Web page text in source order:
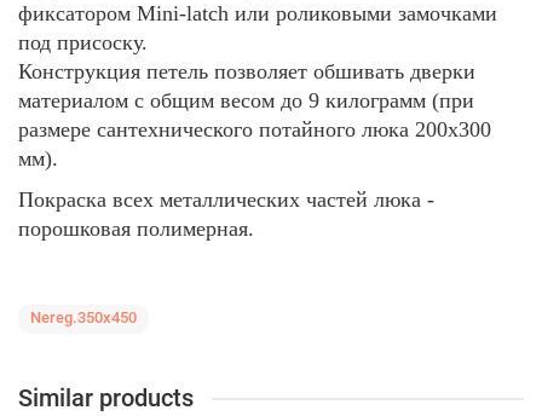
фиксатором Mini-latch или роликовыми замочками
под присоску.
Конструкция петель позволяет обшивать дверки
материалом с общим весом до 9 килограмм (при
размере сантехнического потайного люка 200х300
мм).
Покраска всех металлических частей люка -
порошковая полимерная.
Nereg.350x450
Similar products